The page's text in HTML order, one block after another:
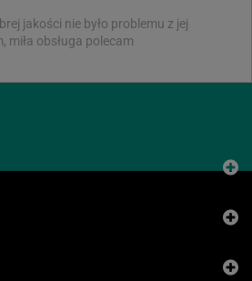
jakości nie było problemu z jej
miła obsługa polecam